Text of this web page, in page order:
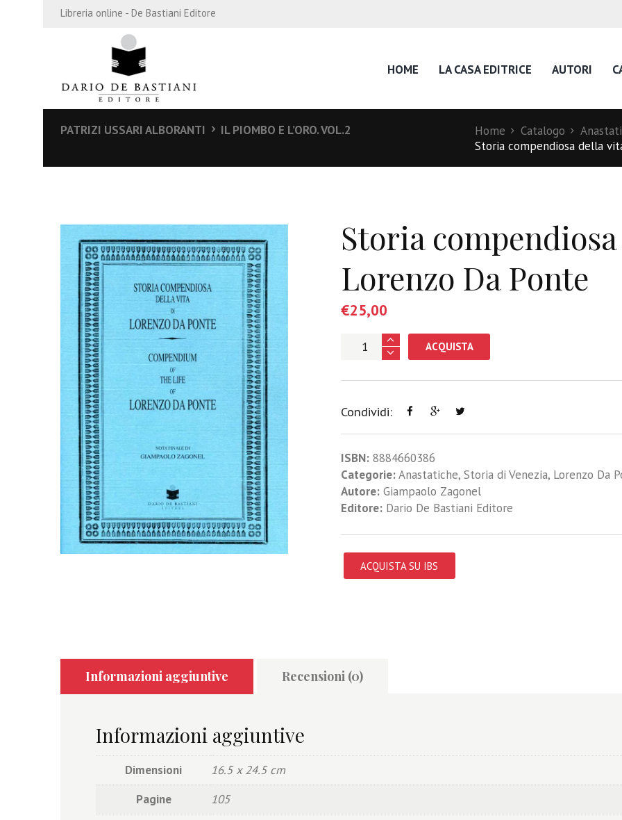
Libreria online - De Bastiani Editore
HOME LA CASA EDITRICE AUTORI
PATRIZI USSARI ALBORANTI IL PIOMBO E L’ORO. VOL.2 Home Catalogo
Storia compendiosa della
Storia
Lorenzo Da Ponte
€25,00
ACQUISTA
Condividi:
ISBN: 8884660386
Categorie:Anastatiche, Storia di Venezia, Lorenzo Da
Autore: Giampaolo Zagonel
Editore:Dario De Bastiani Editore
ACQUISTA SU IBS
Informazioni aggiuntive Recensioni (0)
Informazioni aggiuntive
Dimensioni
16.5 x 24.5 cm
Pagine
105